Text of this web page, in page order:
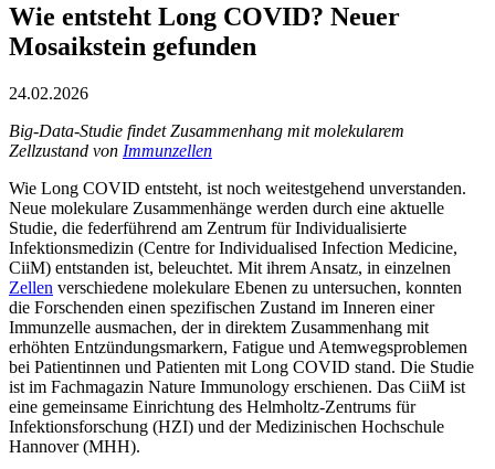
Wie entsteht Long COVID? Neuer
Mosaikstein gefunden
24.02.2026
Big-Data-Studie findet Zusammenhang mit molekularem
Zellzustand von Immunzellen
Wie Long COVID entsteht, ist noch weitestgehend unverstanden.
Neue molekulare Zusammenhänge werden durch eine aktuelle
Studie, die federführend am Zentrum für Individualisierte
Infektionsmedizin (Centre for Individualised Infection Medicine,
CiiM) entstanden ist, beleuchtet. Mit ihrem Ansatz, in einzelnen
Zellen verschiedene molekulare Ebenen zu untersuchen, konnten
die Forschenden einen spezifischen Zustand im Inneren einer
Immunzelle ausmachen, der in direktem Zusammenhang mit
erhöhten Entzündungsmarkern, Fatigue und Atemwegsproblemen
bei Patientinnen und Patienten mit Long COVID stand. Die Studie
ist im Fachmagazin Nature Immunology erschienen. Das CiiM ist
eine gemeinsame Einrichtung des Helmholtz-Zentrums für
Infektionsforschung (HZI) und der Medizinischen Hochschule
Hannover (MHH).